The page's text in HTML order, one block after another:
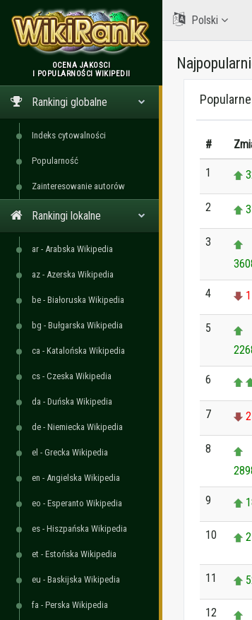
WikiRank
OCENA JAKOŚCI
I POPULARNOŚCI WIKIPEDII
Rankingi globalne
Indeks cytowalności
Popularność
Zainteresowanie autorów
Rankingi lokalne
ar - Arabska Wikipedia
az - Azerska Wikipedia
be - Białoruska Wikipedia
bg - Bułgarska Wikipedia
ca - Katalońska Wikipedia
cs - Czeska Wikipedia
da - Duńska Wikipedia
de - Niemiecka Wikipedia
el - Grecka Wikipedia
en - Angielska Wikipedia
eo - Esperanto Wikipedia
es - Hiszpańska Wikipedia
et - Estońska Wikipedia
eu - Baskijska Wikipedia
fa - Perska Wikipedia
Polski
#
1
2
3
4 1
5
6
7 2
8
9
10 2
11
12